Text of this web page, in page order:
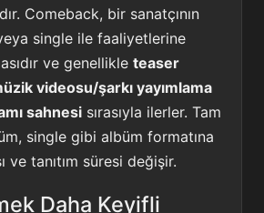
Comeback, bir sanatçının
single ile faaliyetlerine
ve genellikle teaser
videosu/şarkı yayımlama
sahnesi sırasıyla ilerler. Tam
single gibi albüm formatına
ve tanıtım süresi değişir.
Daha Keyifli